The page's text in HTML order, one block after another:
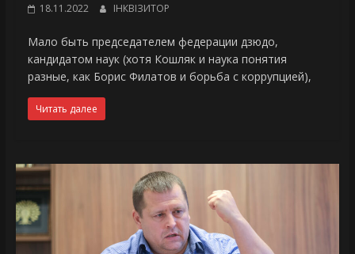
18.11.2022 ІНКВІЗИТОР
Мало быть председателем федерации дзюдо,
кандидатом наук (хотя Кошляк и наука понятия
разные, как Борис Филатов и борьба с коррупцией),
Читать далее